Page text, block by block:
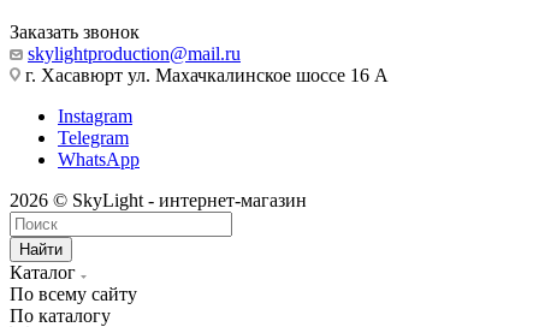
Заказать звонок
skylightproduction@mail.ru
г. Хасавюрт ул. Махачкалинское шоссе 16 А
Instagram
Telegram
WhatsApp
2026 © SkyLight - интернет-магазин
Найти
Каталог
По всему сайту
По каталогу